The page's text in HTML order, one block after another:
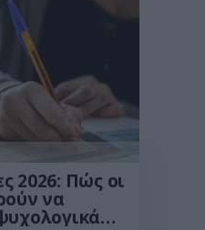
2026: Πώς οι
να